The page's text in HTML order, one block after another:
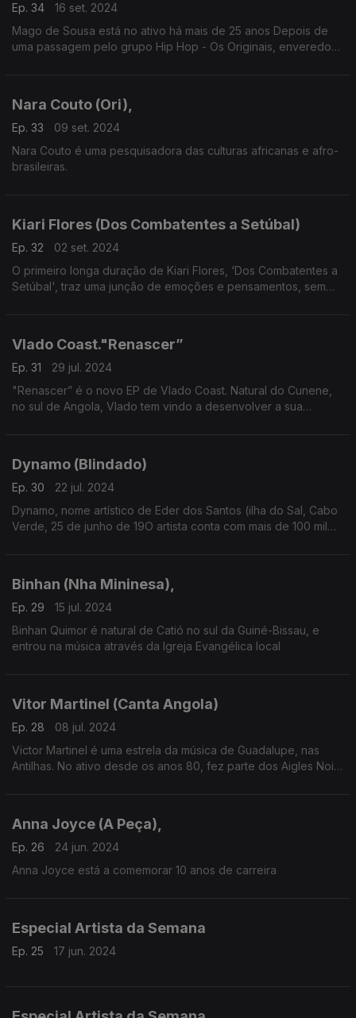
Ep. 34
16 set. 2024
Mago de Sousa está no ativo há mais de 25 anos Depois de
uma passagem pelo grupo Hip Hop - Os Originais, enveredou
Nara Couto (Ori),
Ep. 33
09 set. 2024
Nara Couto é uma pesquisadora das culturas africanas e afro-
brasileiras.
Kiari Flores (Dos Combatentes a Setúbal)
Ep. 32
02 set. 2024
O primeiro longa duração de Kiari Flores, ‘Dos Combatentes a
Setúbal', traz uma junção de emoções e pensamentos, sem
Vlado Coast."Renascer”
Ep. 31
29 jul. 2024
"Renascer” é o novo EP de Vlado Coast. Natural do Cunene,
no sul de Angola, Vlado tem vindo a desenvolver a sua
Dynamo (Blindado)
Ep. 30
22 jul. 2024
Dynamo, nome artístico de Eder dos Santos (ilha do Sal, Cabo
Verde, 25 de junho de 19O artista conta com mais de 100 mil
Binhan (Nha Mininesa),
Ep. 29
15 jul. 2024
Binhan Quimor é natural de Catió no sul da Guiné-Bissau, e
entrou na música através da Igreja Evangélica local
Vitor Martinel (Canta Angola)
Ep. 28
08 jul. 2024
Victor Martinel é uma estrela da música de Guadalupe, nas
Antilhas. No ativo desde os anos 80, fez parte dos Aigles Noirs
Anna Joyce (A Peça),
Ep. 26
24 jun. 2024
Anna Joyce está a comemorar 10 anos de carreira
Especial Artista da Semana
Ep. 25 17 jun. 2024